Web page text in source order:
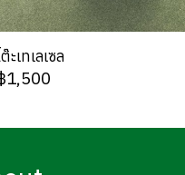
ะเทเลเซล
1,500